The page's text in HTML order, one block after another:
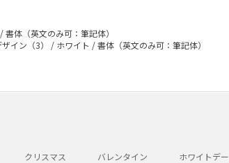
体（英文のみ可：筆記体）
イン（3） / ホワイト / 書体（英文のみ可：筆記体）
クリスマス バレンタイン ホワイトデー